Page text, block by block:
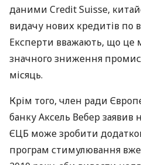
даними Credit Suisse,
видачу нових кредитів по
Експерти вважають, що це
значного зниження
місяць.
Крім того, член ради
банку Аксель Вебер заявив
ЄЦБ може зробити
програм стимулювання